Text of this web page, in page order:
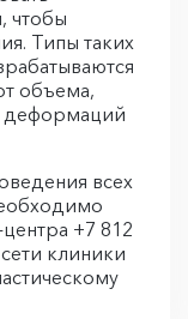
чтобы
Типы таких
объема,
деформаций
всех
+7 812
клиники